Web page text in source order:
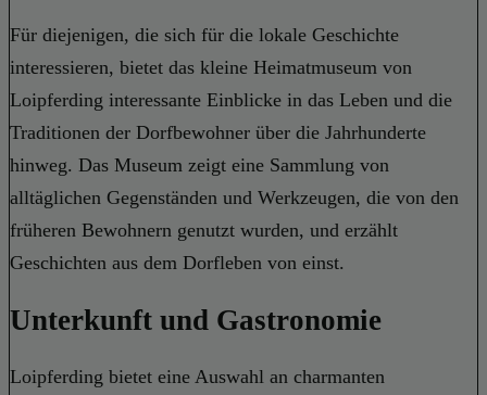
Für diejenigen, die sich für die lokale Geschichte
interessieren, bietet das kleine Heimatmuseum von
Loipferding interessante Einblicke in das Leben und die
Traditionen der Dorfbewohner über die Jahrhunderte
hinweg. Das Museum zeigt eine Sammlung von
alltäglichen Gegenständen und Werkzeugen, die von den
früheren Bewohnern genutzt wurden, und erzählt
Geschichten aus dem Dorfleben von einst.
Unterkunft und Gastronomie
Loipferding bietet eine Auswahl an charmanten